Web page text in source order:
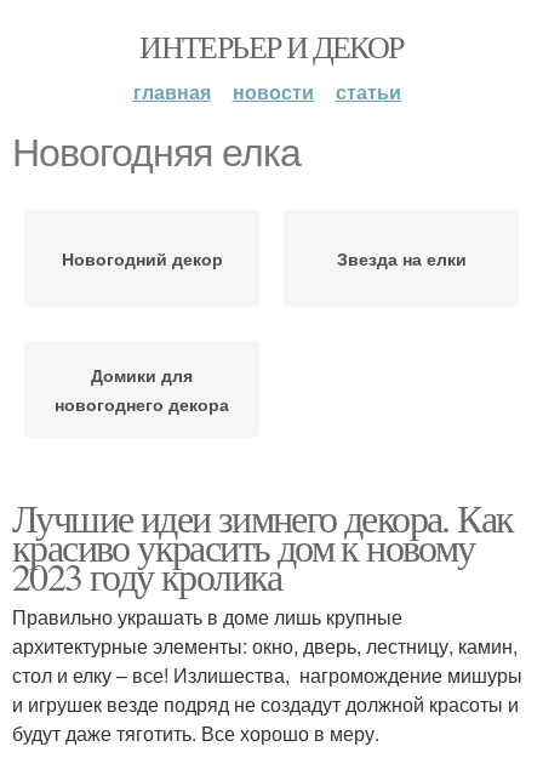
ИНТЕРЬЕР И ДЕКОР
главная новости статьи
Новогодняя елка
Новогодний декор Звезда на елки
Домики для
новогоднего декора
Лучшие идеи зимнего декора. Как
красиво украсить дом к новому
2023 году кролика
Правильно украшать в доме лишь крупные
архитектурные элементы: окно, дверь, лестницу, камин,
стол и елку – все! Излишества, нагромождение мишуры
и игрушек везде подряд не создадут должной красоты и
будут даже тяготить. Все хорошо в меру.